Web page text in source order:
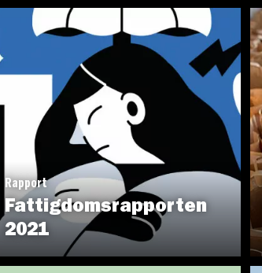
Rapport
Fattigdomsrapporten
2021